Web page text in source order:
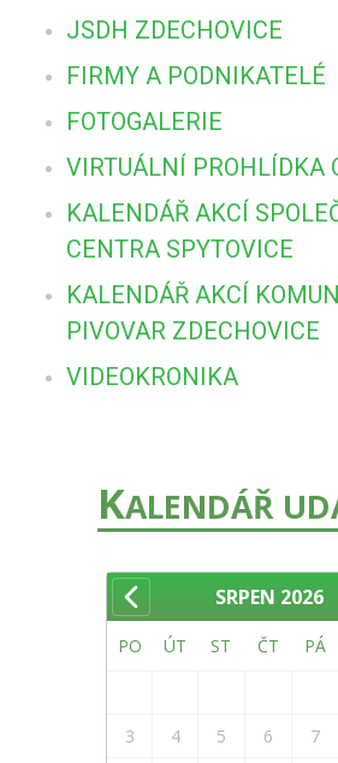
JSDH ZDECHOVICE
FIRMY A PODNIKATELÉ
FOTOGALERIE
VIRTUÁLNÍ PROHLÍDKA
KALENDÁŘ AKCÍ
CENTRA SPYTOVICE
KALENDÁŘ AKCÍ
PIVOVAR ZDECHOVICE
VIDEOKRONIKA
KALENDÁŘ
SRPEN 2026
PO ÚT ST ČT PÁ
3
4 5 6 7